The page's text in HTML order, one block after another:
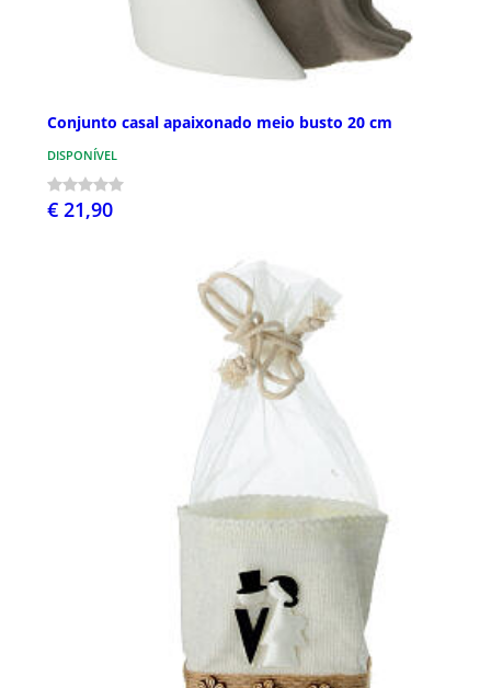
Conjunto casal apaixonado meio busto 20 cm
DISPONÍVEL
€ 21,90